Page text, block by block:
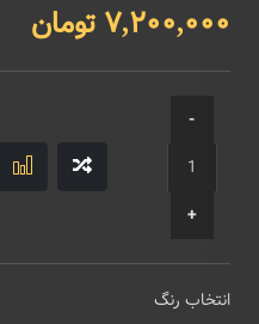
7,200,000 تومان
انتخاب رنگ